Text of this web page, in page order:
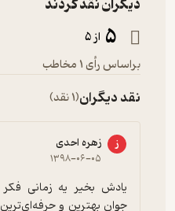
دیگران نقد کردند
5 از 5
براساس رأی 1 مخاطب
نقد دیگران(1 نقد)
ز زهره احدی
۱۳۹۸-۰۶-۰۵